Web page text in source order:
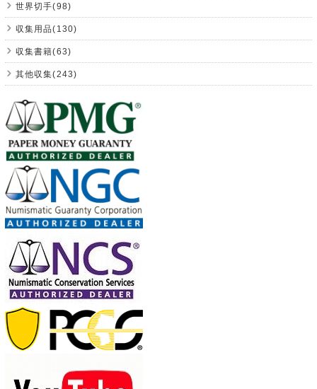
世界切手(98)
収集用品(130)
収集書籍(63)
其他収集(243)